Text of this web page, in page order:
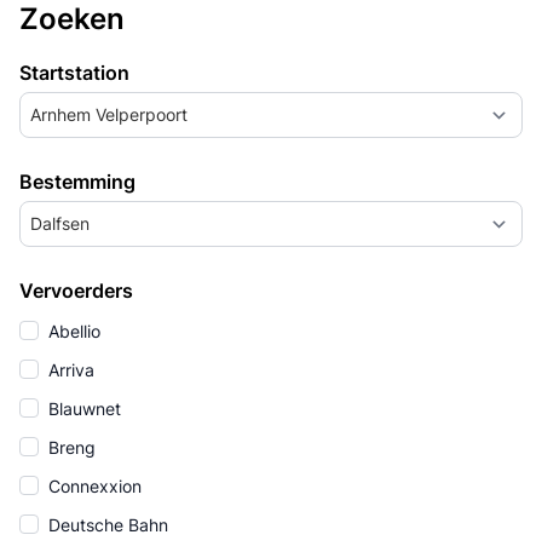
Zoeken
Startstation
Arnhem Velperpoort
Bestemming
Dalfsen
Vervoerders
Abellio
Arriva
Blauwnet
Breng
Connexxion
Deutsche Bahn